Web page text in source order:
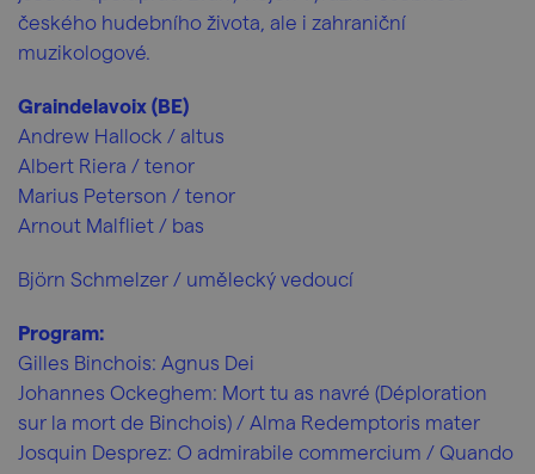
českého hudebního života, ale i zahraniční
muzikologové.
Graindelavoix (BE)
Andrew Hallock / altus
Albert Riera / tenor
Marius Peterson / tenor
Arnout Malfliet / bas
Björn Schmelzer / umělecký vedoucí
Program:
Gilles Binchois: Agnus Dei
Johannes Ockeghem: Mort tu as navré (Déploration
sur la mort de Binchois) / Alma Redemptoris mater
Josquin Desprez: O admirabile commercium / Quando